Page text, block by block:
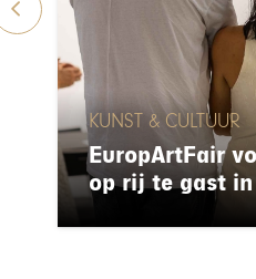
KUNST & CULTUUR
EuropArtFair
op rij te gast in